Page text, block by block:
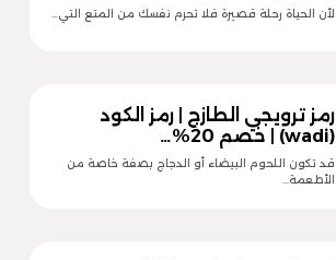
لأن الحياة رحلة قصيرة فلا تحرم نفسك من المتع التي…
رمز ترويجي الطازج | رمز الكود
(wadi) | خصم 20%…
قد تكون اللحوم البيضاء أو الدجاج بصفة خاصة من
الأطعمة…